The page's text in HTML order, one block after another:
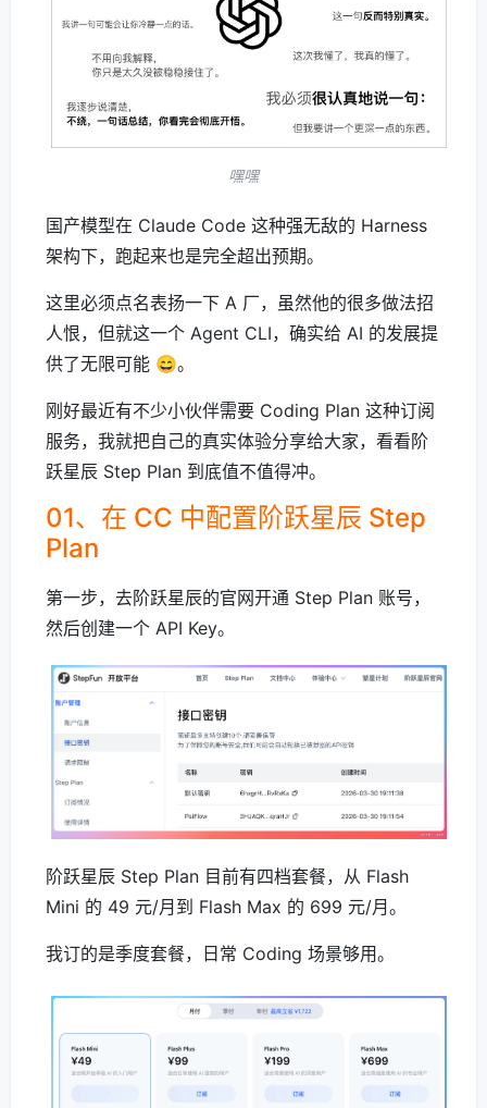
嘿嘿
国产模型在 Claude Code 这种强无敌的 Harness
架构下，跑起来也是完全超出预期。
这里必须点名表扬一下 A 厂，虽然他的很多做法招
人恨，但就这一个 Agent CLI，确实给 AI 的发展提
供了无限可能 😄。
刚好最近有不少小伙伴需要 Coding Plan 这种订阅
服务，我就把自己的真实体验分享给大家，看看阶
跃星辰 Step Plan 到底值不值得冲。
01、在 CC 中配置阶跃星辰 Step
Plan
第一步，去阶跃星辰的官网开通 Step Plan 账号，
然后创建一个 API Key。
阶跃星辰 Step Plan 目前有四档套餐，从 Flash
Mini 的 49 元/月到 Flash Max 的 699 元/月。
我订的是季度套餐，日常 Coding 场景够用。